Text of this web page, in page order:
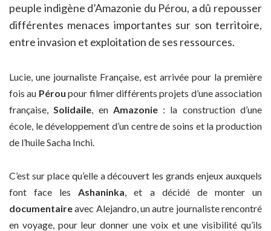
peuple indigène d’Amazonie du Pérou, a dû repousser
différentes menaces importantes sur son territoire,
entre invasion et exploitation de ses ressources.
Lucie, une journaliste Française, est arrivée pour la première
fois au Péroupour filmer différents projets d’une association
française,Solidaile, en Amazonie : la construction d’une
école, le développement d’un centre de soins et la production
de l’huile Sacha Inchi.
C’est sur place qu’elle a découvert les grands enjeux auxquels
font face les Ashaninka , et a décidé de monter un
documentaireavec Alejandro, un autre journaliste rencontré
en voyage, pour leur donner une voix et une visibilité qu’ils